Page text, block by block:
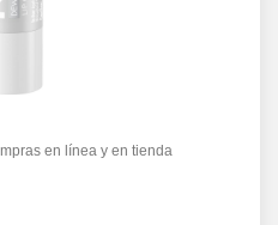
en línea y en tienda